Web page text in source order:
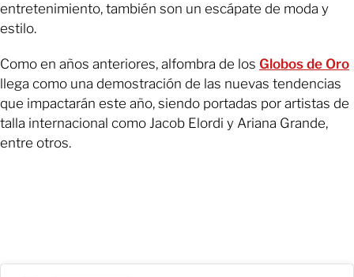
entretenimiento, también son un escápate de moda y
estilo.
Como en años anteriores, alfombra de los Globos de Oro
llega como una demostración de las nuevas tendencias
que impactarán este año, siendo portadas por artistas de
talla internacional como Jacob Elordi y Ariana Grande,
entre otros.